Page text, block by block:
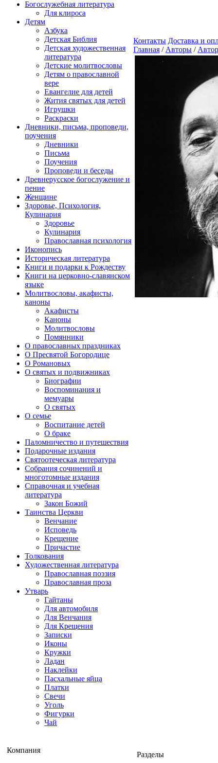
Богослужебная литература
Для клироса
Детям
Азбука
Детская Библия
Детская художественная
литература
Детские молитвословы
Детям о православной
вере
Евангелие для детей
Жития святых для детей
Игрушки
Раскраски
Дневники, письма, проповеди,
поучения
Дневники
Письма
Поучения
Проповеди и беседы
Древнерусское богослужение и
пение
Женщине
Здоровье, Психология,
Кулинария
Здоровье
Кулинария
Православная психология
Иконопись
Историческая литература
Книги и подарки к Рождеству
Книги на церковно-славянском
языке
Молитвословы, акафисты,
каноны
Акафисты
Каноны
Молитвословы
Помянники
О православных праздниках
О Пресвятой Богородице
О Романовых
О святых и подвижниках
Биографии
Воспоминания и
мемуары
О святых
О семье
Воспитание детей
О браке
Паломничество и путешествия
Подарочные издания
Святоотеческая литература
Собрания сочинений и
многотомные издания
Справочная и учебная
литература
Закон Божий
Таинства Церкви
Венчание
Исповедь
Крещение
Причастие
Толкования
Художественная литература
Православная поэзия
Православная проза
Утварь
Гайтаны
Для автомобиля
Для Венчания
Для Крещения
Записки
Иконы
Кружки
Ладан
Наклейки
Пасхальные яйца
Платки
Свечи
Уголь
Фигурки
Чай
Контакты Доставка и
Главная / Авторы /
Компания
Разделы